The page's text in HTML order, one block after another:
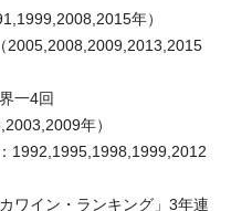
年）
2005,2008,2009,2013,2015
一4回
年）
1992,1995,1998,1999,2012
ワイン・ランキング」3年連